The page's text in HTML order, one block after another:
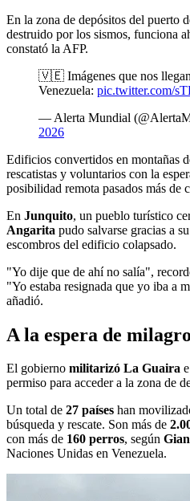
En la zona de depósitos del puerto
destruido por los sismos, funciona
constató la AFP.
🇻🇪 Imágenes que nos
Venezuela: pic.twitter.com/
— Alerta Mundial
2026
Edificios convertidos en montañas
rescatistas y voluntarios con la
posibilidad remota pasados más de
En Junquito, un pueblo turístico
Angarita pudo salvarse gracias a
escombros del edificio colapsado.
"Yo dije que de ahí no salía",
"Yo estaba resignada que yo iba a
añadió.
A la espera de
El gobierno militarizó La Guaira
permiso para acceder a la zona de
Un total de 27 países han
búsqueda y rescate. Son más de
con más de 160 perros, según
Naciones Unidas en Venezuela.